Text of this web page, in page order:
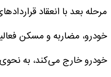
مرحله بعد با انعقاد
خودرو، مضاربه و مسکن
خودرو خارج می‌کند، به